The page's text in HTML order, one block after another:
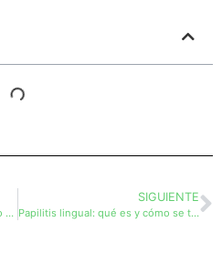
Extracción de premolares: cuándo hacerlo y por qué
SIGUIENTE
Papilitis lingual: qué es y cómo se trata